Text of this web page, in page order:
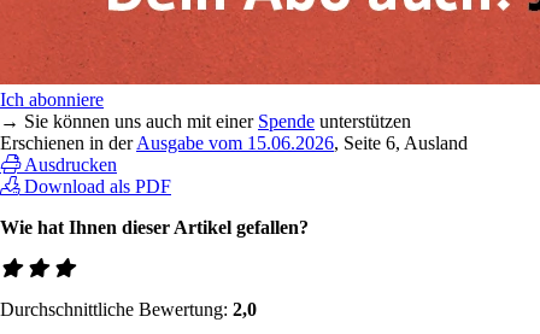
Ich abonniere
→ Sie können uns auch mit einer Spende unterstützen
Erschienen in derAusgabe vom 15.06.2026, Seite 6, Ausland
Ausdrucken
Download als PDF
Wie hat Ihnen dieser Artikel gefallen?
Durchschnittliche Bewertung: 2,0